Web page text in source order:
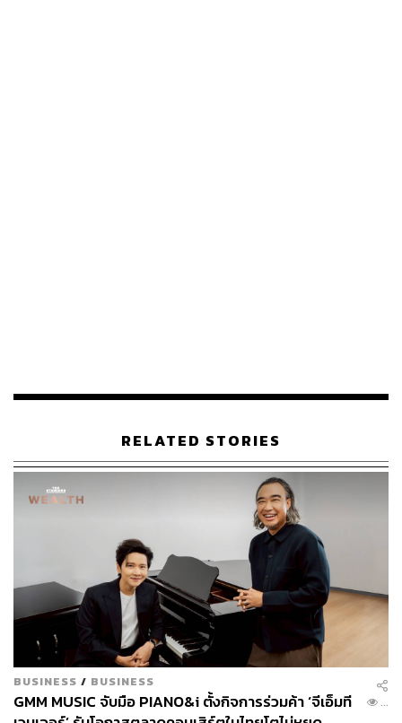
RELATED STORIES
BUSINESS / BUSINESS
GMM MUSIC จับมือ PIANO&i ตั้งกิจการร่วมค้า ‘จีเอ็มที
...